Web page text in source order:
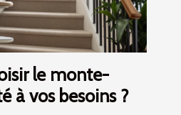
le monte-
à vos besoins ?